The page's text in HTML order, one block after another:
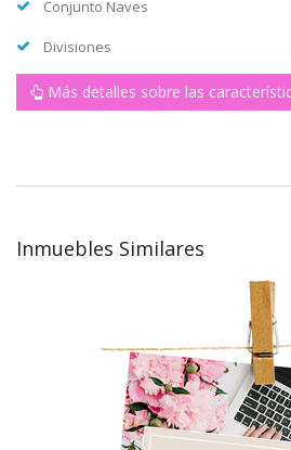
Conjunto Naves
Divisiones
Más detalles sobre las
Inmuebles Similares